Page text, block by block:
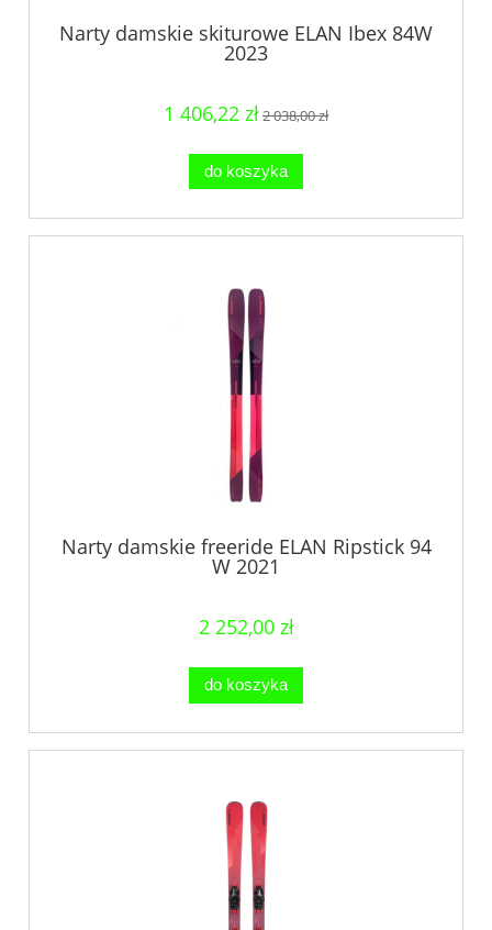
Narty damskie skiturowe ELAN Ibex 84W
2023
1 406,22 zł2 038,00 zł
do koszyka
Narty damskie freeride ELAN Ripstick 94
W 2021
2 252,00 zł
do koszyka